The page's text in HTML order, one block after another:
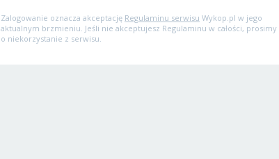
Zalogowanie oznacza akceptację Regulaminu serwisu Wykop.pl w jego
aktualnym brzmieniu. Jeśli nie akceptujesz Regulaminu w całości, prosimy
o niekorzystanie z serwisu.